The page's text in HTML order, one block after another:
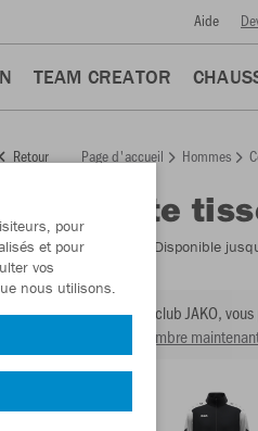
Aide
TEAM CREATOR
Retour Page d'accueil Hommes
Veste
d’article: - Disponible
En tant que membre du club JAKO,
Devenir membre
pour
et pour
vos
nous utilisons.